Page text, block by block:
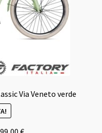
Via Veneto verde